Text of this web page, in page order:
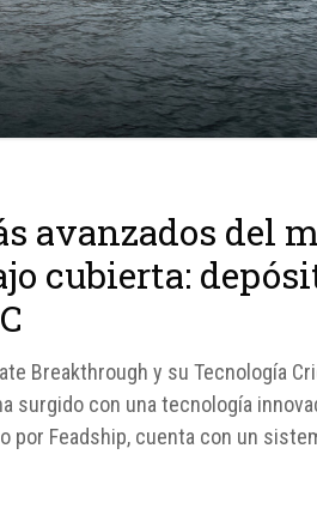
avanzados del
cubierta:
Breakthrough y su Tecnología
surgido con una tecnología
por Feadship, cuenta con un